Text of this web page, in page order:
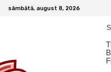
sâmbătă, august 8, 2026